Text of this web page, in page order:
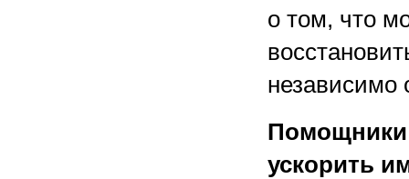
о том, что
независимо
Помощники
ускорить